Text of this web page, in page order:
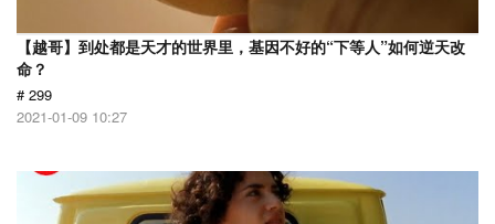
【越哥】到处都是天才的世界里，基因不好的“下等人”如何逆天改
命？
# 299
2021-01-09 10:27